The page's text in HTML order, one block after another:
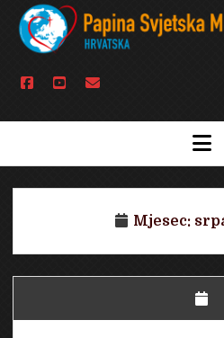
facebook
youtubeemail
open
menu
Mjesec: